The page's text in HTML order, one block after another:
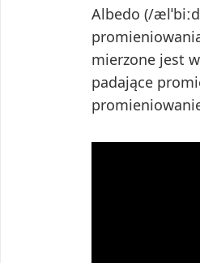
Albedo (/
mierzone jest
padające